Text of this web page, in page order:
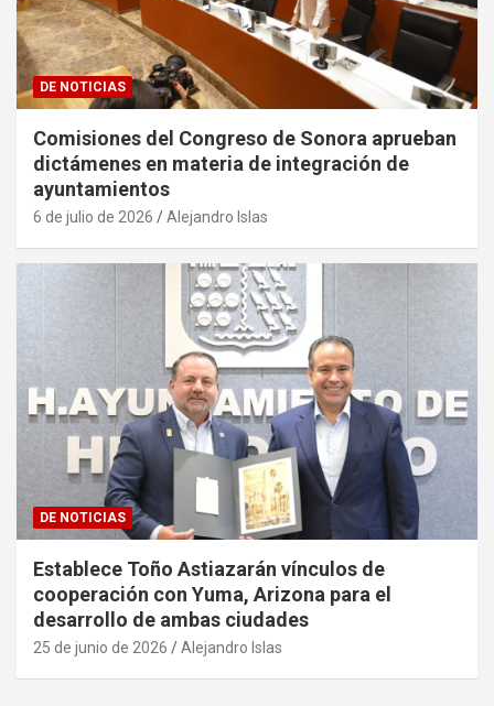
DE NOTICIAS
Comisiones del Congreso de Sonora aprueban
dictámenes en materia de integración de
ayuntamientos
6 de julio de 2026 Alejandro Islas
DE NOTICIAS
Establece Toño Astiazarán vínculos de
cooperación con Yuma, Arizona para el
desarrollo de ambas ciudades
25 de junio de 2026 Alejandro Islas